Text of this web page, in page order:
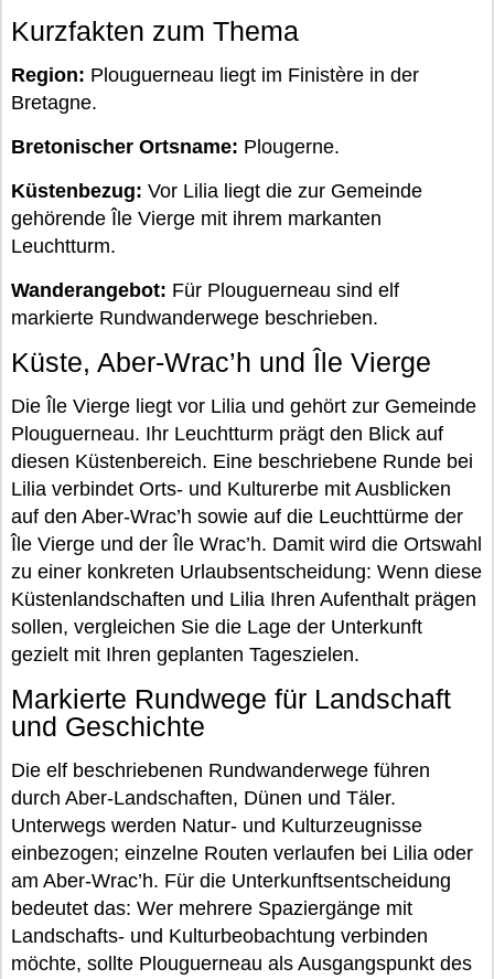
Kurzfakten zum Thema
Region: Plouguerneau liegt im Finistère in der
Bretagne.
Bretonischer Ortsname: Plougerne.
Küstenbezug: Vor Lilia liegt die zur Gemeinde
gehörende Île Vierge mit ihrem markanten
Leuchtturm.
Wanderangebot: Für Plouguerneau sind elf
markierte Rundwanderwege beschrieben.
Küste, Aber-Wrac’h und Île Vierge
Die Île Vierge liegt vor Lilia und gehört zur Gemeinde
Plouguerneau. Ihr Leuchtturm prägt den Blick auf
diesen Küstenbereich. Eine beschriebene Runde bei
Lilia verbindet Orts- und Kulturerbe mit Ausblicken
auf den Aber-Wrac’h sowie auf die Leuchttürme der
Île Vierge und der Île Wrac’h. Damit wird die Ortswahl
zu einer konkreten Urlaubsentscheidung: Wenn diese
Küstenlandschaften und Lilia Ihren Aufenthalt prägen
sollen, vergleichen Sie die Lage der Unterkunft
gezielt mit Ihren geplanten Tageszielen.
Markierte Rundwege für Landschaft
und Geschichte
Die elf beschriebenen Rundwanderwege führen
durch Aber-Landschaften, Dünen und Täler.
Unterwegs werden Natur- und Kulturzeugnisse
einbezogen; einzelne Routen verlaufen bei Lilia oder
am Aber-Wrac’h. Für die Unterkunftsentscheidung
bedeutet das: Wer mehrere Spaziergänge mit
Landschafts- und Kulturbeobachtung verbinden
möchte, sollte Plouguerneau als Ausgangspunkt des